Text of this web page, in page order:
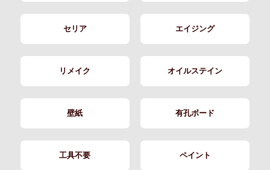
セリア エイジング
リメイク オイルステイン
壁紙 有孔ボード
工具不要 ペイント